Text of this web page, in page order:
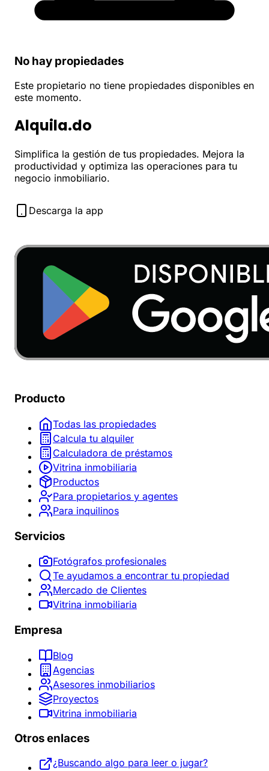
No hay propiedades
Este propietario no tiene propiedades disponibles en
este momento.
Alquila.do
Simplifica la gestión de tus propiedades. Mejora la
productividad y optimiza las operaciones para tu
negocio inmobiliario.
Descarga la app
Producto
Todas las propiedades
Calcula tu alquiler
Calculadora de préstamos
Vitrina inmobiliaria
Productos
Para propietarios y agentes
Para inquilinos
Servicios
Fotógrafos profesionales
Te ayudamos a encontrar tu propiedad
Mercado de Clientes
Vitrina inmobiliaria
Empresa
Blog
Agencias
Asesores inmobiliarios
Proyectos
Vitrina inmobiliaria
Otros enlaces
¿Buscando algo para leer o jugar?